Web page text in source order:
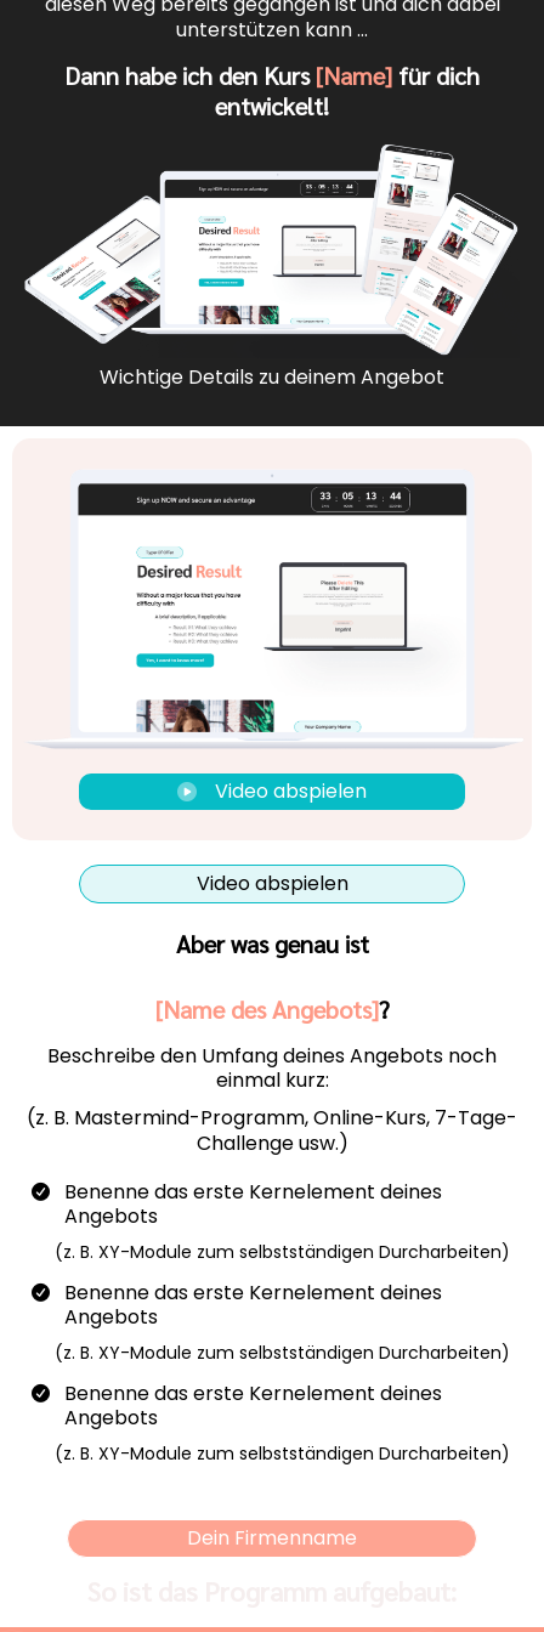
unterstützen kann …
Dann habe ich den Kurs[Name] für dich
entwickelt!
Wichtige Details zu deinem Angebot
Video abspielen
Video abspielen
Aber was genau ist
[Name des Angebots]?
Beschreibe den Umfang deines Angebots noch
einmal kurz:
(z. B. Mastermind-Programm, Online-Kurs, 7-Tage-
Challenge usw.)
Benenne das erste Kernelement deines
Angebots
(z. B. XY-Module zum selbstständigen Durcharbeiten)
Benenne das erste Kernelement deines
Angebots
(z. B. XY-Module zum selbstständigen Durcharbeiten)
Benenne das erste Kernelement deines
Angebots
(z. B. XY-Module zum selbstständigen Durcharbeiten)
Dein Firmenname